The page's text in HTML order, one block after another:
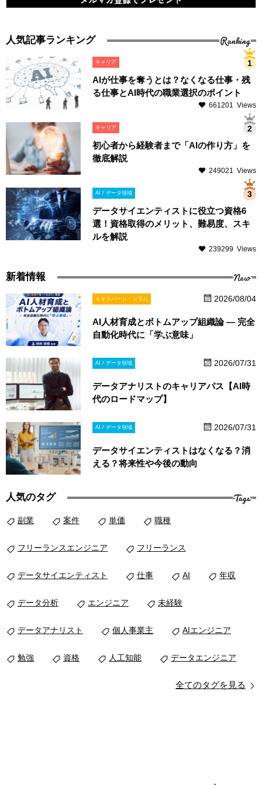
人気記事ランキング Ranking
キャリア
AIが仕事を奪うとは？なくなる仕事・残
る仕事とAI時代の職業選択のポイント
661201 Views
キャリア
初心者から経験者まで「AIの作り方」を
徹底解説
249021 Views
AI / データ領域
データサイエンティストに役立つ資格6
選！資格取得のメリット、難易度、スキ
ルを解説
239299 Views
新着情報 New
エキスパート・コラム 2026/08/04
AI人材育成とボトムアップ組織論 ― 完全
自動化時代に「学ぶ意味」
AI / データ領域 2026/07/31
データアナリストのキャリアパス【AI時
代のロードマップ】
AI / データ領域 2026/07/31
データサイエンティストはなくなる？消
える？将来性や今後の動向
人気のタグ Tags
副業 案件 単価 職種
フリーランスエンジニア フリーランス
データサイエンティスト 仕事 AI 年収
データ分析 エンジニア 未経験
データアナリスト 個人事業主 AIエンジニア
勉強 資格 人工知能 データエンジニア
全てのタグを見る